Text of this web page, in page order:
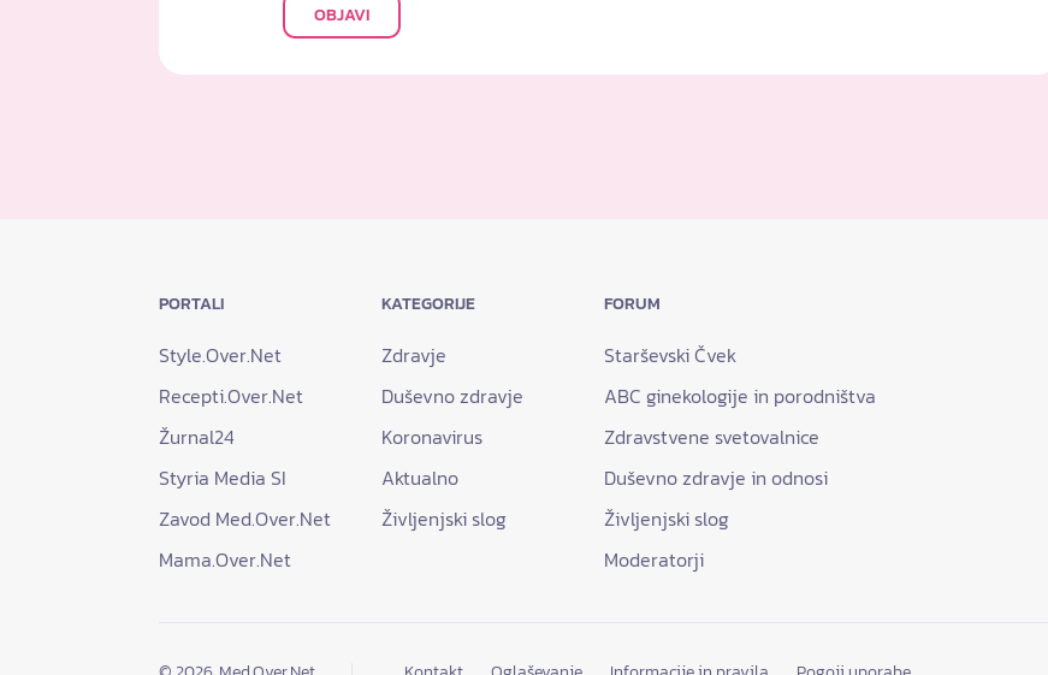
OBJAVI
PORTALI
Style.Over.Net
Recepti.Over.Net
Žurnal24
Styria Media SI
Zavod Med.Over.Net
Mama.Over.Net
KATEGORIJE
Zdravje
Duševno zdravje
Koronavirus
Aktualno
Življenjski slog
FORUM
Starševski Čvek
ABC ginekologije in porodništva
Zdravstvene svetovalnice
Duševno zdravje in odnosi
Življenjski slog
Moderatorji